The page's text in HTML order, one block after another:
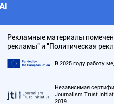
АI
Рекламные материалы
рекламы" и "Политическая
В 2025 году работу
Независимая
Journalism Trust
2019